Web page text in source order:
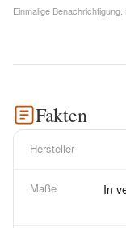
Einmalige Benachrichtigung.
Fakten
Hersteller
Maße
In